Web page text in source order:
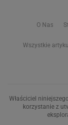
O Nas
Wszystkie
Właściciel
korzystanie z